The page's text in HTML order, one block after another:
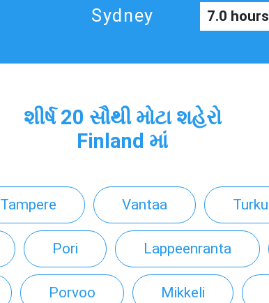
Sydney 7.0 hours
શીર્ષ 20 સૌથી મોટા શહેરો
Finland માં
Tampere Vantaa Turku
Pori Lappeenranta
Porvoo Mikkeli